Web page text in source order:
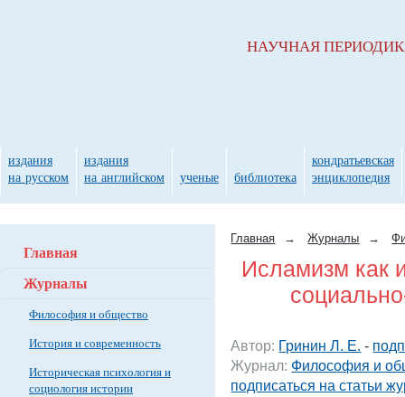
Главная → Журналы →
Исламизм как
Автор: Гринин Л. Е. -
Журнал: Философия и
подписаться на статьи
Главная
Журналы
Философия и общество
История и современность
Историческая психология и
социология истории
НАУЧНАЯ
издания
на русском
издания
на английском
ученые библиотека
кондратьевская
энциклопедия